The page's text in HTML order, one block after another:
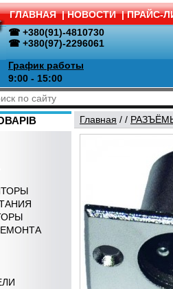
ГЛАВНАЯ | НОВОСТИ | ПРАЙС-
☎ +380(91)-4810730
☎ +380(97)-2296061
График работы
9:00 - 15:00
Главная / /